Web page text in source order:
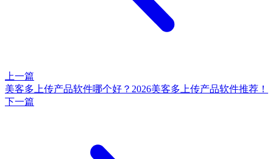
上一篇
美客多上传产品软件哪个好？2026美客多上传产品软件推荐！
下一篇